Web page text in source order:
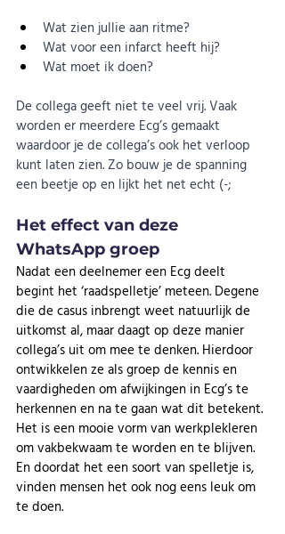
Wat zien jullie aan ritme?
Wat voor een infarct heeft hij?
Wat moet ik doen?
De collega geeft niet te veel vrij. Vaak
worden er meerdere Ecg’s gemaakt
waardoor je de collega’s ook het verloop
kunt laten zien. Zo bouw je de spanning
een beetje op en lijkt het net echt (-;
Het effect van deze
WhatsApp groep
Nadat een deelnemer een Ecg deelt
begint het ‘raadspelletje’ meteen. Degene
die de casus inbrengt weet natuurlijk de
uitkomst al, maar daagt op deze manier
collega’s uit om mee te denken. Hierdoor
ontwikkelen ze als groep de kennis en
vaardigheden om afwijkingen in Ecg’s te
herkennen en na te gaan wat dit betekent.
Het is een mooie vorm van werkplekleren
om vakbekwaam te worden en te blijven.
En doordat het een soort van spelletje is,
vinden mensen het ook nog eens leuk om
te doen.